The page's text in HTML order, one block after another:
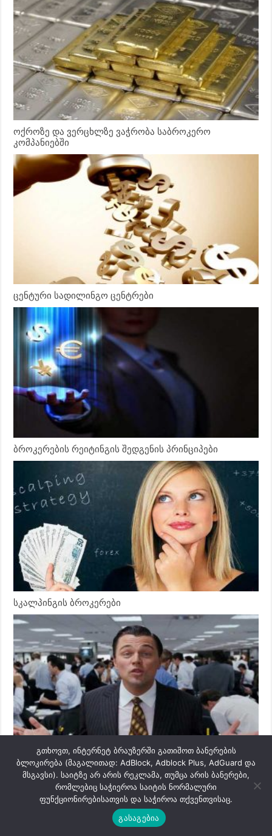
ოქროზე და ვერცხლზე ვაჭრობა საბროკერო
კომპანიებში
ცენტური სადილინგო ცენტრები
ბროკერების რეიტინგის შედგენის პრინციპები
სკალპინგის ბროკერები
ვაჭრობა მრჩეველების მეშვეობით
გთხოვთ, ინტერნეტ ბრაუზერში გათიშოთ ბანერების
ბლოკირება (მაგალითად: AdBlock, Adblock Plus, AdGuard და
მსგავსი). საიტზე არ არის რეკლამა, თუმცა არის ბანერები,
რომლებიც საჭიეროა საიტის ნორმალური
ფუნქციონირებისათვის და საჭიროა თქვენთვისაც.
გასაგებია